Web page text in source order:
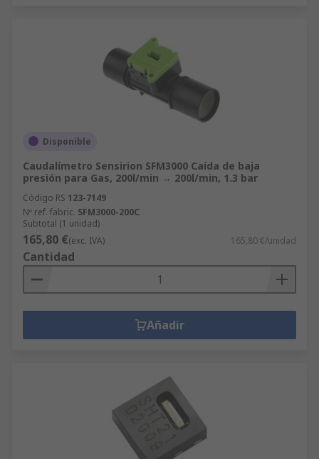
Disponible
Caudalímetro Sensirion SFM3000 Caída de baja
presión para Gas, 200l/min → 200l/min, 1.3 bar
Código RS 123-7149
Nº ref. fabric. SFM3000-200C
Subtotal (1 unidad)
165,80 €(exc. IVA) 165,80 €/unidad
Cantidad
Añadir